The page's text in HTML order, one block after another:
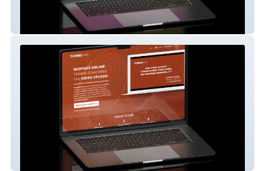
Boldly Inclusive